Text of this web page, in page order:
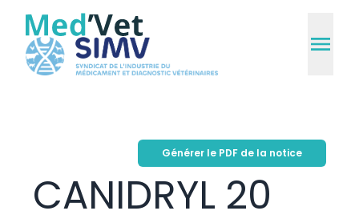
Générer le PDF de la notice
CANIDRYL 20